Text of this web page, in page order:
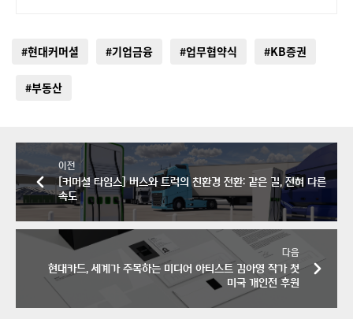
#현대커머셜 #기업금융 #업무협약식 #KB증권
#부동산
이전
[커머셜 타임스] 버스와 트럭의 친환경 전환: 같은 길, 전혀 다른
속도
다음
현대카드, 세계가 주목하는 미디어 아티스트 김아영 작가 첫
미국 개인전 후원